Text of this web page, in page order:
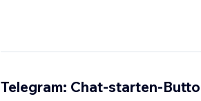
Telegram: Chat-starten-